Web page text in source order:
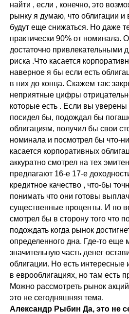
найти , если , конечно, это
рынку я думаю, что облигации и
будут еще снижаться. Но даже
практически 90% от номинала.
достаточно привлекательными
риска .Что касается
наверное я бы если есть
в них до конца. Скажем так:
неприятные цифры
которые есть . Если вы уверены
посидел бы, подождал бы
облигациям, получил бы свои
номинала и посмотрел бы что-
касается корпоративных
аккуратно смотрел на тех
предлагают 16-е 17-е
кредитное качество , что-бы
понимать что они готовы
существенные проценты. И по
смотрел бы в сторону того что
подождать когда рынок
определенного дна. Где-то еще
значительную часть денег
облигации. Но есть интересные
в еврооблигациях, но там есть
Можно рассмотреть рынок
это не сегодняшняя тема.
Александр Рыбин Да, это не